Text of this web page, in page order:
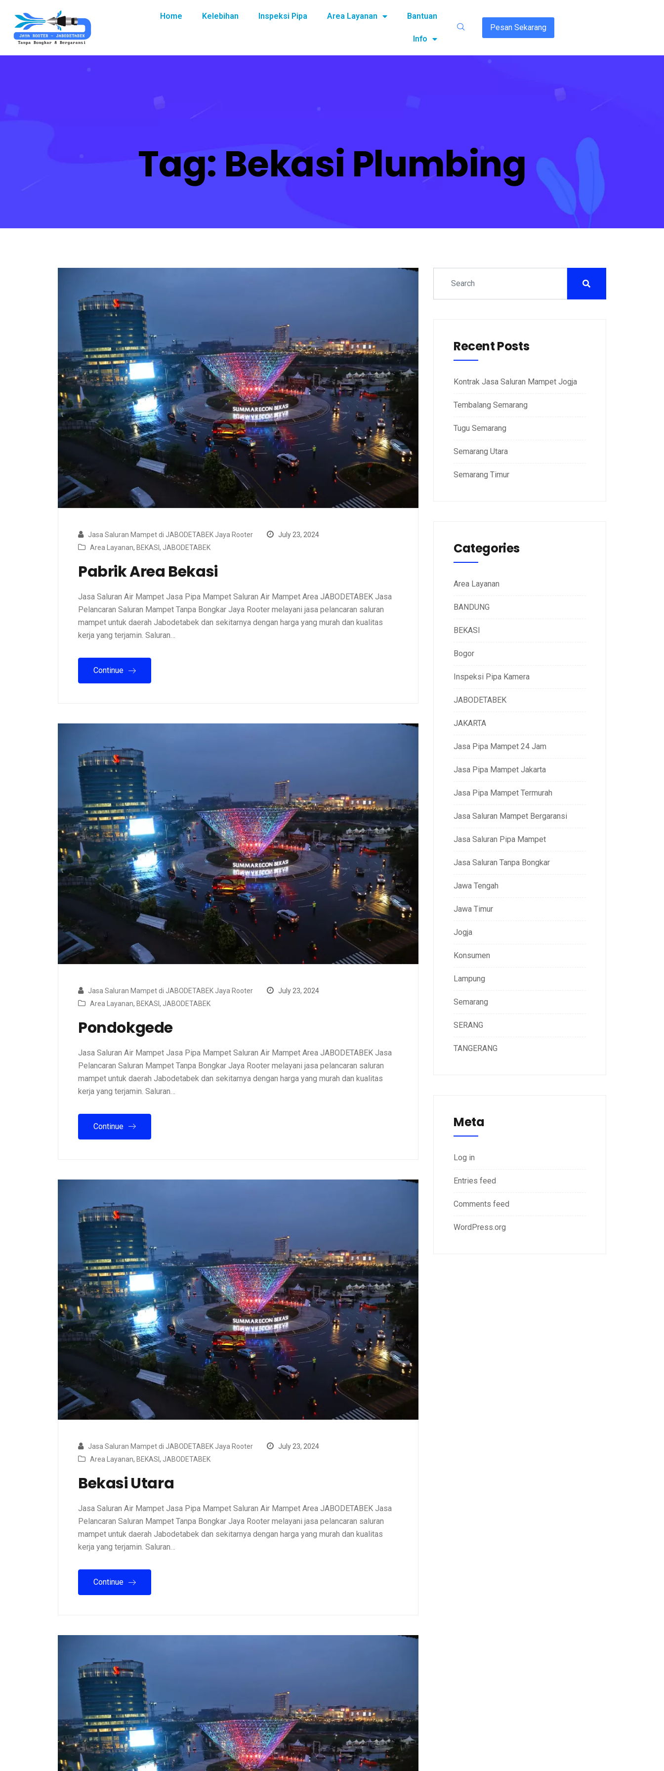
Home Kelebihan Inspeksi Pipa Area Layanan Bantuan
Info
Pesan Sekarang
Tag: Bekasi Plumbing
Jasa Saluran Mampet di JABODETABEK Jaya Rooter
July 23, 2024
Area Layanan, BEKASI , JABODETABEK
Pabrik Area Bekasi
Jasa Saluran Air Mampet Jasa Pipa Mampet Saluran Air Mampet Area JABODETABEK Jasa
Pelancaran Saluran Mampet Tanpa Bongkar Jaya Rooter melayani jasa pelancaran saluran
mampet untuk daerah Jabodetabek dan sekitarnya dengan harga yang murah dan kualitas
kerja yang terjamin. Saluran…
Continue
Jasa Saluran Mampet di JABODETABEK Jaya Rooter
July 23, 2024
Area Layanan, BEKASI , JABODETABEK
Pondokgede
Jasa Saluran Air Mampet Jasa Pipa Mampet Saluran Air Mampet Area JABODETABEK Jasa
Pelancaran Saluran Mampet Tanpa Bongkar Jaya Rooter melayani jasa pelancaran saluran
mampet untuk daerah Jabodetabek dan sekitarnya dengan harga yang murah dan kualitas
kerja yang terjamin. Saluran…
Continue
Jasa Saluran Mampet di JABODETABEK Jaya Rooter
July 23, 2024
Area Layanan, BEKASI , JABODETABEK
Bekasi Utara
Jasa Saluran Air Mampet Jasa Pipa Mampet Saluran Air Mampet Area JABODETABEK Jasa
Pelancaran Saluran Mampet Tanpa Bongkar Jaya Rooter melayani jasa pelancaran saluran
mampet untuk daerah Jabodetabek dan sekitarnya dengan harga yang murah dan kualitas
kerja yang terjamin. Saluran…
Continue
Recent Posts
Kontrak Jasa Saluran Mampet Jogja
Tembalang Semarang
Tugu Semarang
Semarang Utara
Semarang Timur
Categories
Area Layanan
BANDUNG
BEKASI
Bogor
Inspeksi Pipa Kamera
JABODETABEK
JAKARTA
Jasa Pipa Mampet 24 Jam
Jasa Pipa Mampet Jakarta
Jasa Pipa Mampet Termurah
Jasa Saluran Mampet Bergaransi
Jasa Saluran Pipa Mampet
Jasa Saluran Tanpa Bongkar
Jawa Tengah
Jawa Timur
Jogja
Konsumen
Lampung
Semarang
SERANG
TANGERANG
Meta
Log in
Entries feed
Comments feed
WordPress.org